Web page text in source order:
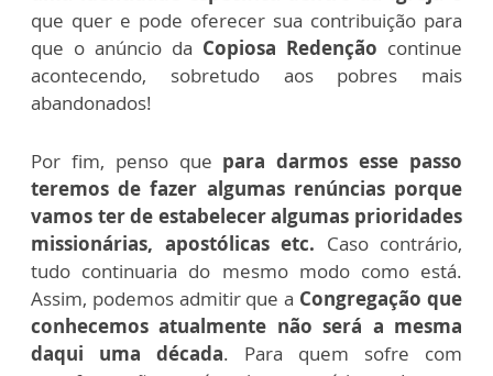
que quer e pode oferecer sua contribuição para
que o anúncio da Copiosa Redenção continue
acontecendo, sobretudo aos pobres mais
abandonados!
Por fim, penso que para darmos esse passo
teremos de fazer algumas renúncias porque
vamos ter de estabelecer algumas prioridades
missionárias, apostólicas etc. Caso contrário,
tudo continuaria do mesmo modo como está.
Assim, podemos admitir que a Congregação que
conhecemos atualmente não será a mesma
daqui uma década. Para quem sofre com